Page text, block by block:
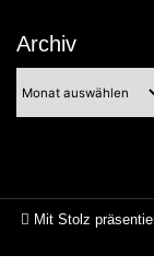
Archiv
Mit Stolz